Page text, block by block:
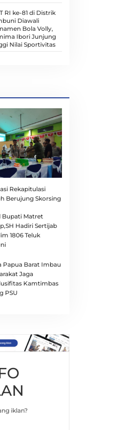
RI ke-81 di Distrik
Diawali
Bola Volly,
Ibori Junjung
Nilai Sportivitas
Rekapitulasi
Berujung Skorsing
Bupati Matret
Hadiri Sertijab
1806 Teluk
Papua Barat Imbau
Jaga
Kamtimbas
PSU
iklan?